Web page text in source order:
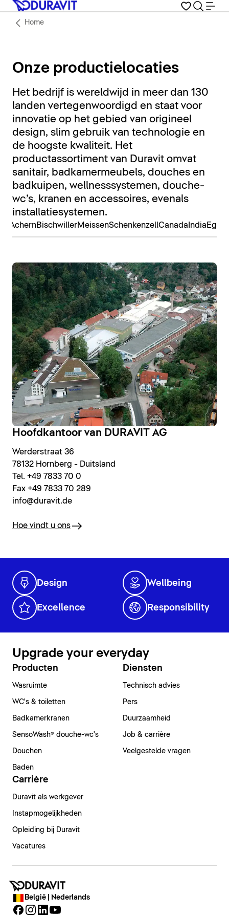
Home
Onze productielocaties
Het bedrijf is wereldwijd in meer dan 130
landen vertegenwoordigd en staat voor
innovatie op het gebied van origineel
design, slim gebruik van technologie en
de hoogste kwaliteit. Het
productassortiment van Duravit omvat
sanitair, badkamermeubels, douches en
badkuipen, wellnesssystemen, douche-
wc’s, kranen en accessoires, evenals
installatiesystemen.
AchernBischwillerMeissenSchenkenzellCanada India
Hoofdkantoor van DURAVIT AG
Werderstraat 36
78132 Hornberg - Duitsland
Tel. +49 7833 70 0
Fax +49 7833 70 289
info@duravit.de
Hoe vindt u ons
Design Wellbeing
Excellence Responsibility
Upgrade your everyday
Producten
Wasruimte
WC's & toiletten
Badkamerkranen
SensoWash® douche-wc's
Douchen
Baden
Diensten
Technisch advies
Pers
Duurzaamheid
Job & carrière
Veelgestelde vragen
Carrière
Duravit als werkgever
Instapmogelijkheden
Opleiding bij Duravit
Vacatures
België | Nederlands